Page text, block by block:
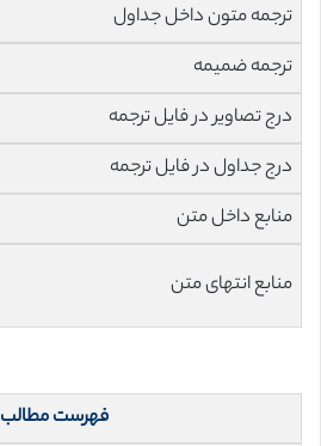
ترجمه متون داخل جداول
ترجمه ضمیمه
درج تصاویر در فایل ترجمه
درج جداول در فایل ترجمه
منابع داخل متن
منابع انتهای متن
فهرست مطالب